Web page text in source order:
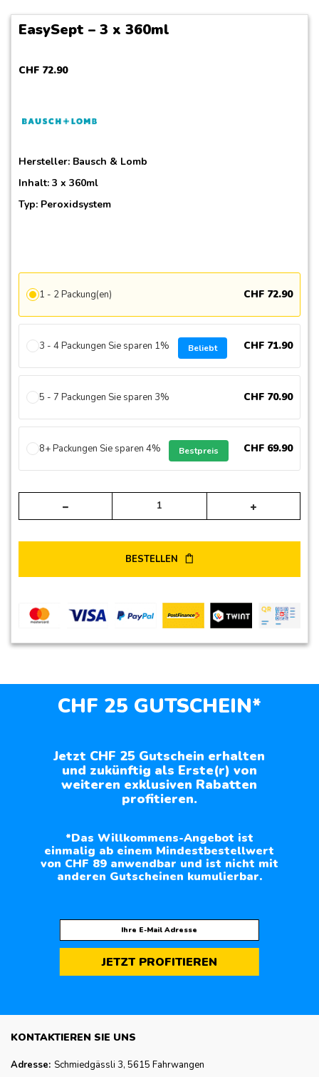
EasySept – 3 x 360ml
CHF 72.90
Hersteller: Bausch & Lomb
Inhalt: 3 x 360ml
Typ: Peroxidsystem
1 - 2 Packung(en) CHF 72.90
3 - 4 Packungen Sie sparen 1% Beliebt CHF71.90
5 - 7 Packungen Sie sparen 3% CHF 70.90
8+ Packungen Sie sparen 4% Bestpreis CHF69.90
BESTELLEN
CHF 25 GUTSCHEIN*
Jetzt CHF 25 Gutschein erhalten
und zukünftig als Erste(r) von
weiteren exklusiven Rabatten
profitieren.
*Das Willkommens-Angebot ist
einmalig ab einem Mindestbestellwert
von CHF 89 anwendbar und ist nicht mit
anderen Gutscheinen kumulierbar.
JETZT PROFITIEREN
KONTAKTIEREN SIE UNS
Adresse: Schmiedgässli 3, 5615 Fahrwangen